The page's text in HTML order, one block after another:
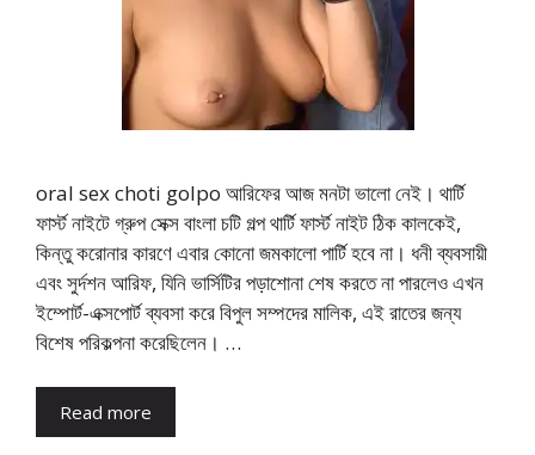
oral sex choti golpo আরিফের আজ মনটা ভালো নেই। থার্টি
ফার্স্ট নাইটে গ্রুপ সেক্স বাংলা চটি গল্প থার্টি ফার্স্ট নাইট ঠিক কালকেই,
কিন্তু করোনার কারণে এবার কোনো জমকালো পার্টি হবে না। ধনী ব্যবসায়ী
এবং সুর্দশন আরিফ, যিনি ভার্সিটির পড়াশোনা শেষ করতে না পারলেও এখন
ইম্পোর্ট-এক্সপোর্ট ব্যবসা করে বিপুল সম্পদের মালিক, এই রাতের জন্য
বিশেষ পরিকল্পনা করেছিলেন। …
Read more